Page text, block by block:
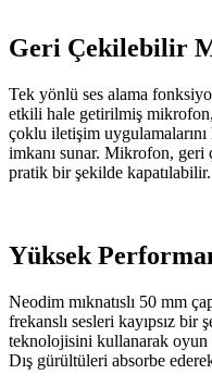
Geri Çekilebilir
Tek yönlü ses alama
etkili hale getirilmiş
çoklu iletişim
imkanı sunar. Mikrofon, geri
pratik bir şekilde kapatılabilir.
Yüksek
Neodim mıknatıslı 50 mm
frekanslı sesleri kayıpsız bir
teknolojisini kullanarak oyun
Dış gürültüleri absorbe ederek